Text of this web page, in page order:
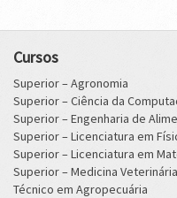
Cursos
Superior – Agronomia
Superior – Ciência da
Superior – Engenharia de
Superior – Licenciatura em
Superior – Licenciatura em
Superior – Medicina Veterinária
Técnico em Agropecuária